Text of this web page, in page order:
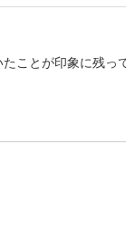
ことが印象に残っ